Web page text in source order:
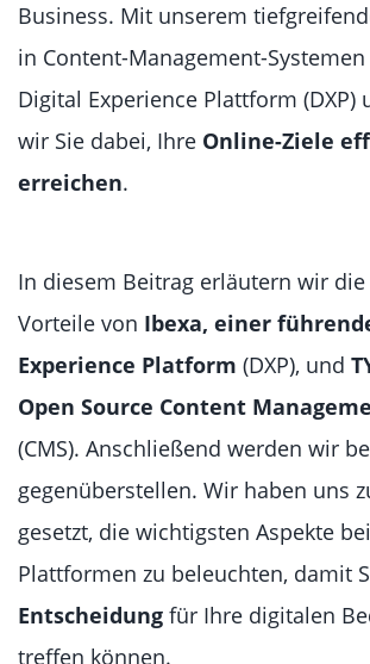
Business. Mit unserem
in Content-Management-Systemen
Digital Experience Plattform (DXP)
wir Sie dabei, Ihre Online-Ziele
erreichen.
In diesem Beitrag erläutern wir
Vorteile von Ibexa, einer
Experience Platform (DXP), und
Open Source Content
(CMS). Anschließend werden wir
gegenüberstellen. Wir haben uns
gesetzt, die wichtigsten Aspekte
Plattformen zu beleuchten, damit
Entscheidung für Ihre digitalen
treffen können.